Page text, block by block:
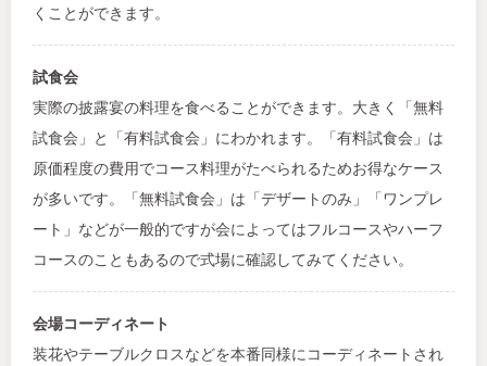
くことができます。
試食会
実際の披露宴の料理を食べることができます。大きく「無料
試食会」と「有料試食会」にわかれます。「有料試食会」は
原価程度の費用でコース料理がたべられるためお得なケース
が多いです。「無料試食会」は「デザートのみ」「ワンプレ
ート」などが一般的ですが会によってはフルコースやハーフ
コースのこともあるので式場に確認してみてください。
会場コーディネート
装花やテーブルクロスなどを本番同様にコーディネートされ